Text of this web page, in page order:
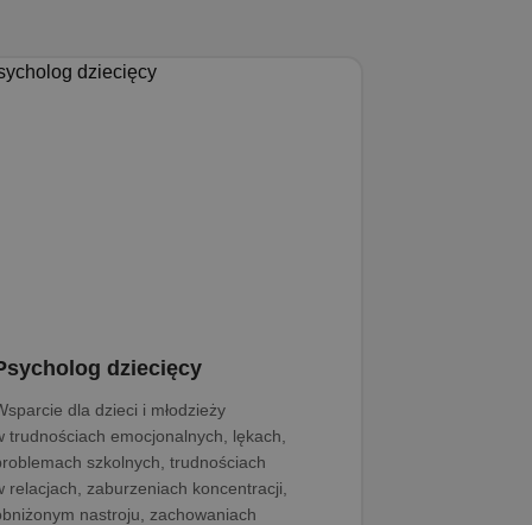
dziecięcy
dla dzieci i młodzieży
trudnościach emocjonalnych, lękach,
szkolnych, trudnościach
relacjach, zaburzeniach koncentracji,
nastroju, zachowaniach